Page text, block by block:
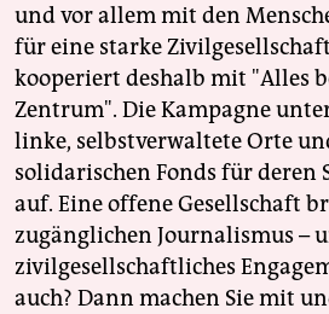
und vor allem mit den
für eine starke
kooperiert deshalb mit "Alles
Zentrum". Die Kampagne
linke, selbstverwaltete Orte
solidarischen Fonds für deren
auf. Eine offene Gesellschaft
zugänglichen Journalismus –
zivilgesellschaftliches
auch? Dann machen Sie mit